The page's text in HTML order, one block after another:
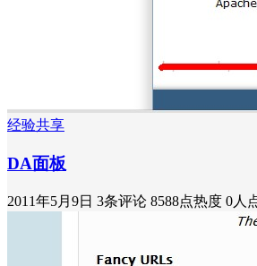
经验共享
DA面板
2011年5月9日 3条评论 8588点热度 0人